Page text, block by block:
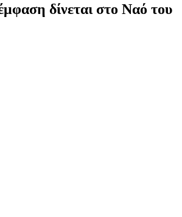
δίνεται στο Ναό του